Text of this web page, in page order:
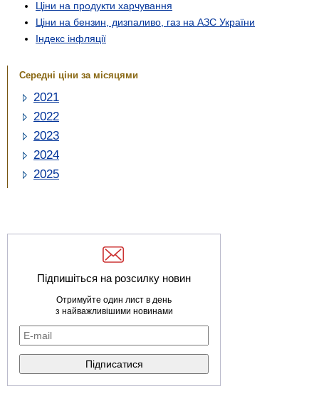
Ціни на продукти харчування
Ціни на бензин, дизпаливо, газ на АЗС України
Індекс інфляції
Середні ціни за місяцями
2021
2022
2023
2024
2025
Підпишіться на розсилку новин
Отримуйте один лист в день
з найважливішими новинами